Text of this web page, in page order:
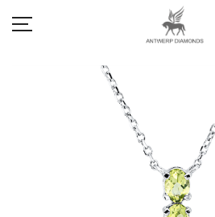
ANTWERP DIAMONDS LUXURY